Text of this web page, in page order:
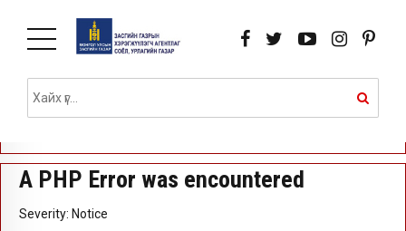
A PHP Error was encountered
Severity: Notice
Message: Undefined index: id
Filename: views/tusul_view.php
A PHP Error was encountered
Severity: Notice